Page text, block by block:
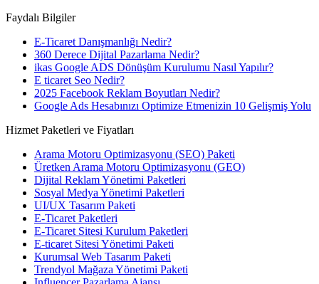
Faydalı Bilgiler
E-Ticaret Danışmanlığı Nedir?
360 Derece Dijital Pazarlama Nedir?
ikas Google ADS Dönüşüm Kurulumu Nasıl Yapılır?
E ticaret Seo Nedir?
2025 Facebook Reklam Boyutları Nedir?
Google Ads Hesabınızı Optimize Etmenizin 10 Gelişmiş Yolu
Hizmet Paketleri ve Fiyatları
Arama Motoru Optimizasyonu (SEO) Paketi
Üretken Arama Motoru Optimizasyonu (GEO)
Dijital Reklam Yönetimi Paketleri
Sosyal Medya Yönetimi Paketleri
UI/UX Tasarım Paketi
E-Ticaret Paketleri
E-Ticaret Sitesi Kurulum Paketleri
E-ticaret Sitesi Yönetimi Paketi
Kurumsal Web Tasarım Paketi
Trendyol Mağaza Yönetimi Paketi